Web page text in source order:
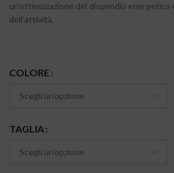
un’ottimizzazione del dispendio
dell’attività.
COLORE
TAGLIA